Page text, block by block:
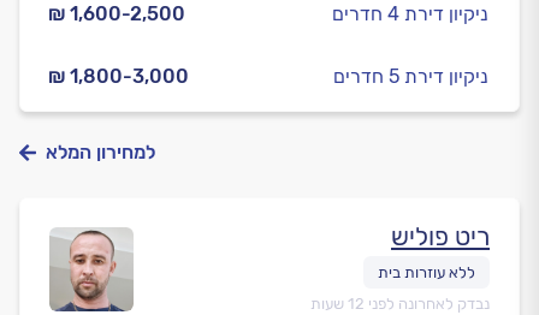
₪ 1,600-2,500 ניקיון דירת 4 חדרים
₪ 1,800-3,000 ניקיון דירת 5 חדרים
למחירון המלא
ריט פוליש
נבדק לאחרונה לפני 12 שעות